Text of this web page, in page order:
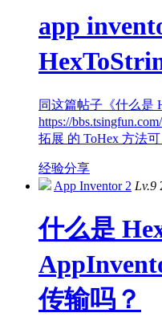
app
同这篇帖子《什么是
https://
拓展 的 ToHex 方法可
经验分享
App Inventor 2 Lv.9
什么是
传输吗？